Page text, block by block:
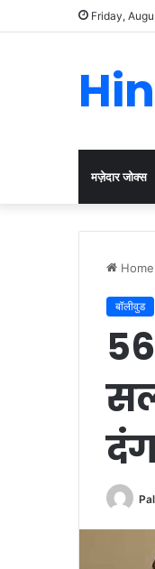
Friday,
मज़ेदार जोक्स
Home
बॉलीवुड
Pal